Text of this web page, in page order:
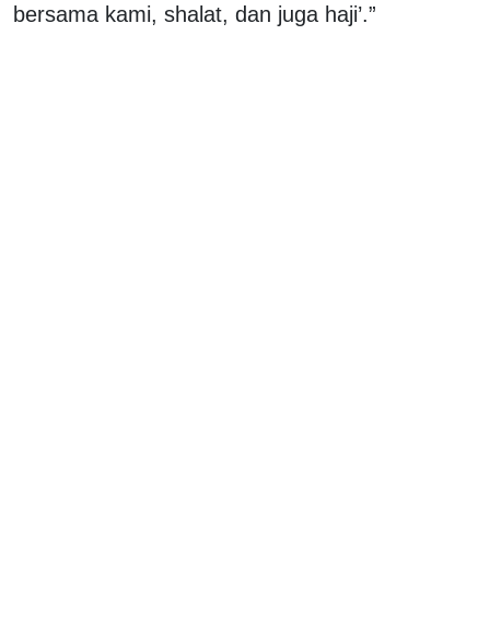
bersama kami, shalat, dan juga haji’.”